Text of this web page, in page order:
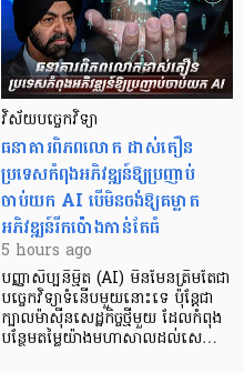
វិស័យបច្ចេកវិទ្យា
ធនាគារពិភពលោក ដាស់តឿន
ប្រទេសកំពុងអភិវឌ្ឍន៍ឱ្យប្រញាប់
ចាប់យក AI បើមិនចង់ឱ្យគម្លាត
អភិវឌ្ឍន៍រីកប៉ោងកាន់តែធំ
5 hours ago
បញ្ញាសិប្បនិម្មិត (AI) មិនមែនត្រឹមតែជា
បច្ចេកវិទ្យាទំនើបមួយនោះទេ ប៉ុន្តែជា
ក្បាលម៉ាស៊ីនសេដ្ឋកិច្ចថ្មីមួយ ដែលកំពុង
បន្ថែមតម្លៃយ៉ាងមហាសាលដល់សេ…